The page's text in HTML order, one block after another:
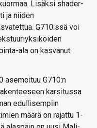
Lisäksi shader-
ja niiden
G710:ssä voi
ala on kasvanut
asemoituu G710:n
karsitussa
edullisempiin
määrä on rajattu 1-